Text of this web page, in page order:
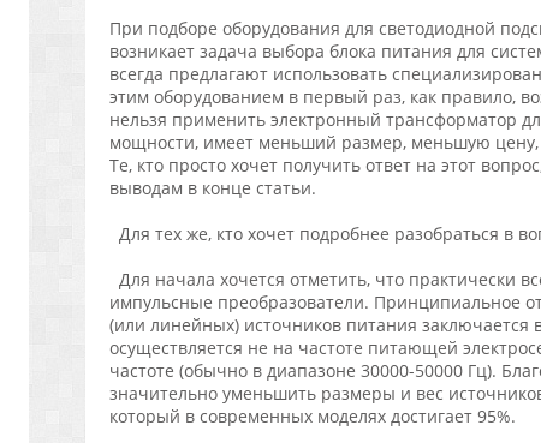
При подборе оборудования для светодиодной
возникает задача выбора блока питания для
всегда предлагают использовать
этим оборудованием в первый раз, как правило,
нельзя применить электронный трансформатор
мощности, имеет меньший размер, меньшую цену,
Те, кто просто хочет получить ответ на этот
выводам в конце статьи.
Для тех же, кто хочет подробнее разобраться в
Для начала хочется отметить, что практически
импульсные преобразователи. Принципиальное
(или линейных) источников питания
осуществляется не на частоте питающей
частоте (обычно в диапазоне 30000-50000 Гц).
значительно уменьшить размеры и вес
который в современных моделях достигает 95%.